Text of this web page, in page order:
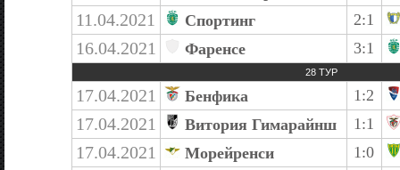
11.04.2021 Спортинг 2:1
16.04.2021 Фаренсе 3:1
28 ТУР
17.04.2021 Бенфика 1:2
17.04.2021 Витория Гимарайнш 1:1
17.04.2021 Морейренси 1:0